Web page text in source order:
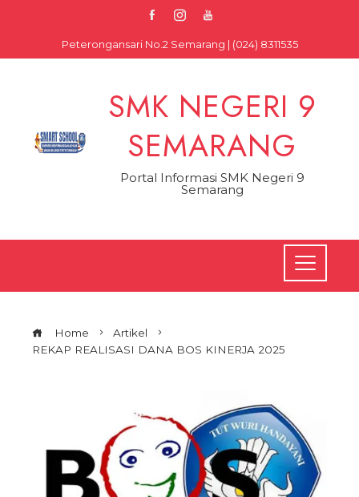
Peterongansari No.2 Semarang | (024) 8311535
SMK NEGERI 9
SEMARANG
Portal Informasi SMK Negeri 9
Semarang
Home
Artikel
REKAP REALISASI DANA BOS KINERJA 2025